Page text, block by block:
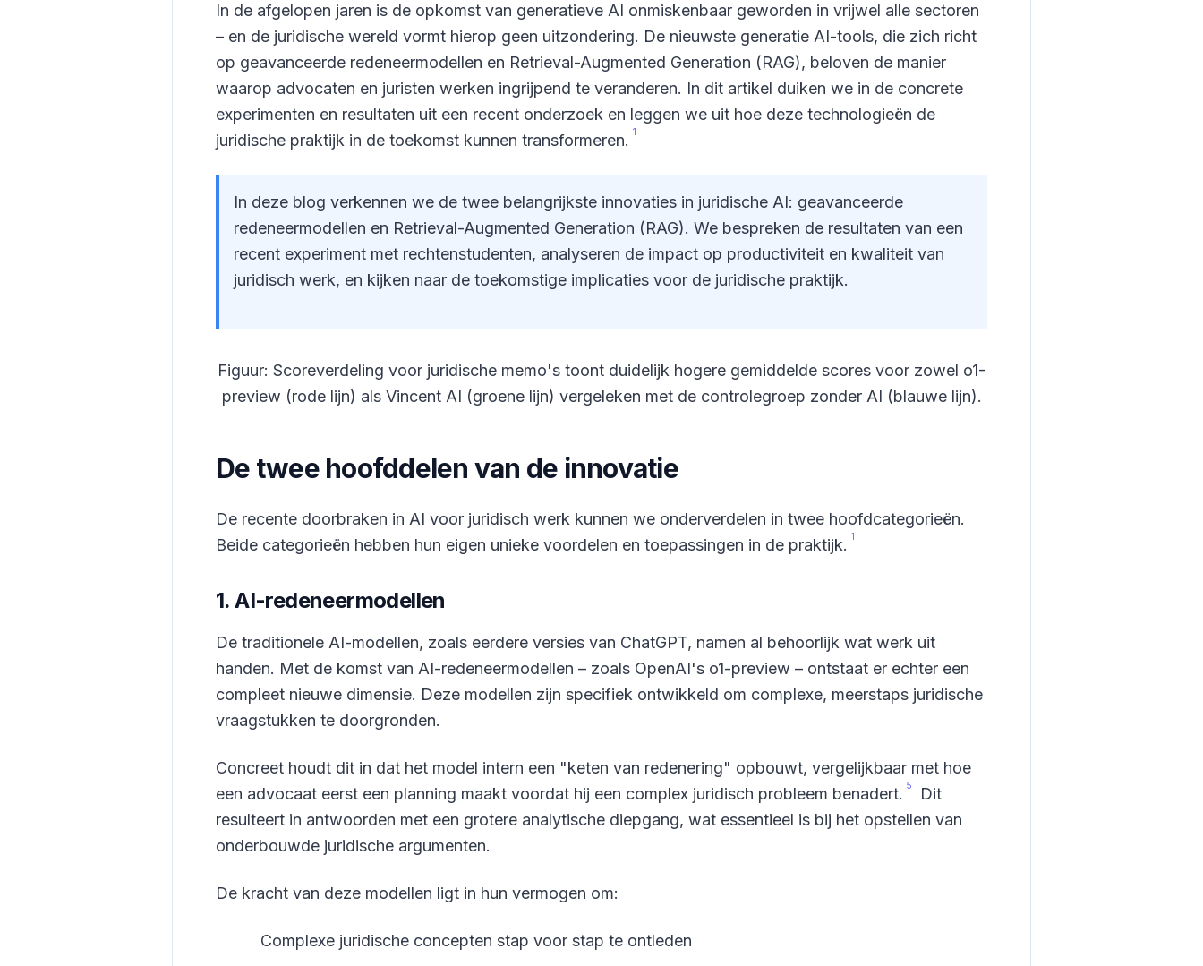
In de afgelopen jaren is de opkomst van generatieve AI onmiskenbaar geworden in vrijwel alle sectoren
– en de juridische wereld vormt hierop geen uitzondering. De nieuwste generatie AI-tools, die zich richt
op geavanceerde redeneermodellen en Retrieval-Augmented Generation (RAG), beloven de manier
waarop advocaten en juristen werken ingrijpend te veranderen. In dit artikel duiken we in de concrete
experimenten en resultaten uit een recent onderzoek en leggen we uit hoe deze technologieën de
juridische praktijk in de toekomst kunnen transformeren. 1
In deze blog verkennen we de twee belangrijkste innovaties in juridische AI: geavanceerde
redeneermodellen en Retrieval-Augmented Generation (RAG). We bespreken de resultaten van een
recent experiment met rechtenstudenten, analyseren de impact op productiviteit en kwaliteit van
juridisch werk, en kijken naar de toekomstige implicaties voor de juridische praktijk.
Figuur: Scoreverdeling voor juridische memo's toont duidelijk hogere gemiddelde scores voor zowel o1-
preview (rode lijn) als Vincent AI (groene lijn) vergeleken met de controlegroep zonder AI (blauwe lijn).
De twee hoofddelen van de innovatie
De recente doorbraken in AI voor juridisch werk kunnen we onderverdelen in twee hoofdcategorieën.
Beide categorieën hebben hun eigen unieke voordelen en toepassingen in de praktijk. 1
1. AI-redeneermodellen
De traditionele AI-modellen, zoals eerdere versies van ChatGPT, namen al behoorlijk wat werk uit
handen. Met de komst van AI-redeneermodellen – zoals OpenAI's o1-preview – ontstaat er echter een
compleet nieuwe dimensie. Deze modellen zijn specifiek ontwikkeld om complexe, meerstaps juridische
vraagstukken te doorgronden.
Concreet houdt dit in dat het model intern een "keten van redenering" opbouwt, vergelijkbaar met hoe
een advocaat eerst een planning maakt voordat hij een complex juridisch probleem benadert. 5
Dit
resulteert in antwoorden met een grotere analytische diepgang, wat essentieel is bij het opstellen van
onderbouwde juridische argumenten.
De kracht van deze modellen ligt in hun vermogen om:
Complexe juridische concepten stap voor stap te ontleden